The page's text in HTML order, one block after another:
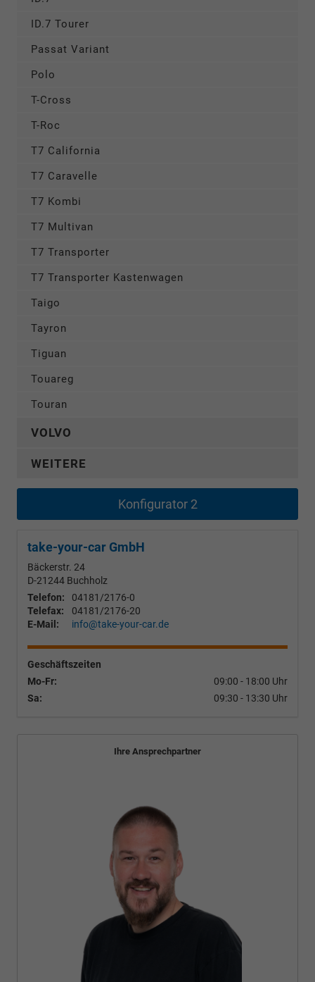
ID.7 Tourer
Passat Variant
Polo
T-Cross
T-Roc
T7 California
T7 Caravelle
T7 Kombi
T7 Multivan
T7 Transporter
T7 Transporter Kastenwagen
Taigo
Tayron
Tiguan
Touareg
Touran
VOLVO
WEITERE
Konfigurator 2
take-your-car GmbH
Bäckerstr. 24
D-21244 Buchholz
Telefon:
04181/2176-0
Telefax:
04181/2176-20
E-Mail:
info@take-your-car.de
Geschäftszeiten
Mo-Fr:
09:00 - 18:00 Uhr
Sa:
09:30 - 13:30 Uhr
Ihre Ansprechpartner